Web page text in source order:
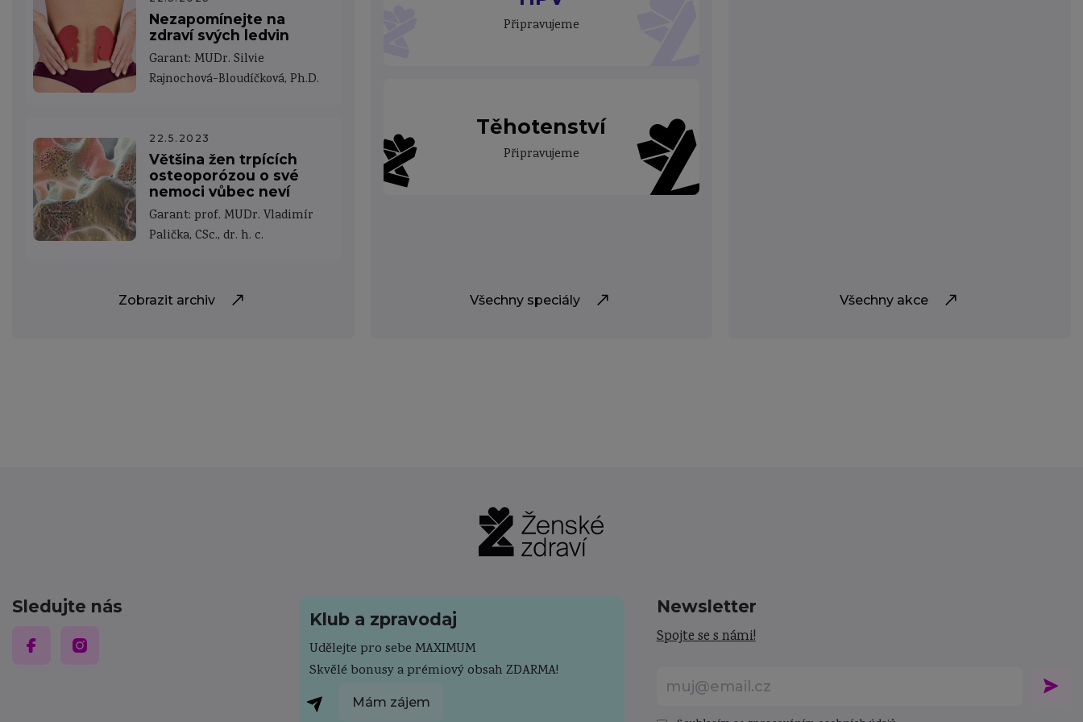
Nezapomínejte na
zdraví svých ledvin
Garant: MUDr. Silvie
Rajnochová-Bloudíčková, Ph.D.
22.5.2023
Většina žen trpících
osteoporózou o své
nemoci vůbec neví
Garant: prof. MUDr. Vladimír
Palička, CSc., dr. h. c.
Zobrazit archiv
Připravujeme
Těhotenství
Připravujeme
Všechny speciály Všechny akce
Sledujte nás
Klub a zpravodaj
Udělejte pro sebe MAXIMUM
Skvělé bonusy a prémiový obsah ZDARMA!
Mám zájem
Newsletter
Spojte se s námi!